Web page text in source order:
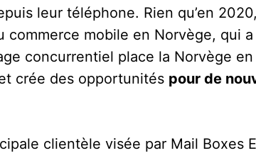
leur téléphone. Rien qu’en
commerce mobile en Norvège, qui
concurrentiel place la Norvège
crée des opportunités pour de
clientèle visée par Mail Boxes